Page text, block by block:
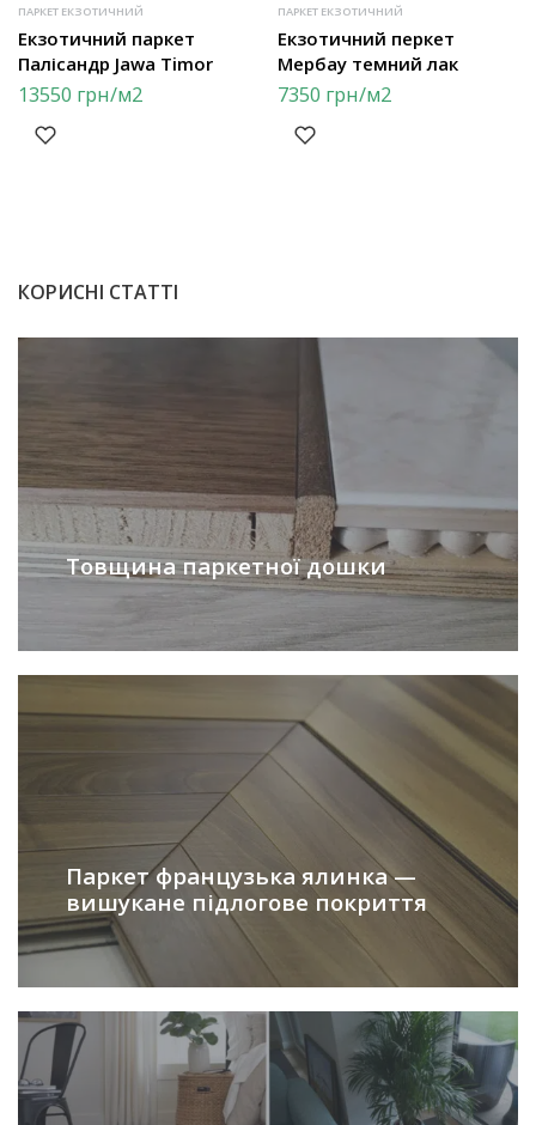
ПАРКЕТ ЕКЗОТИЧНИЙ
Екзотичний паркет
Палісандр Jawa Timor
13550 грн/м2
ПАРКЕТ ЕКЗОТИЧНИЙ
Екзотичний перкет
Мербау темний лак
7350 грн/м2
КОРИСНІ СТАТТІ
Товщина паркетної дошки
Паркет французька ялинка —
вишукане підлогове покриття